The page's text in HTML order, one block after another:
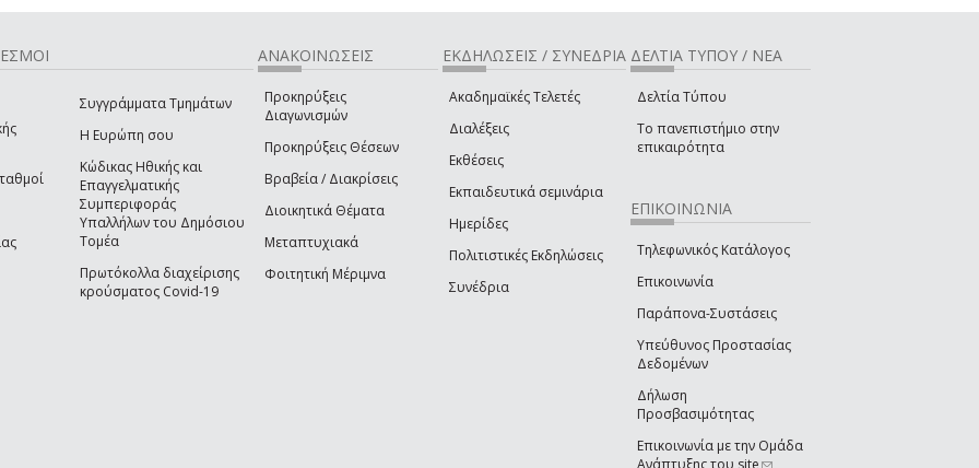
Συγγράμματα Τμημάτων
Η Ευρώπη σου
Κώδικας Ηθικής και
Επαγγελματικής
Συμπεριφοράς
Υπαλλήλων του Δημόσιου
Τομέα
Πρωτόκολλα διαχείρισης
κρούσματος Covid-19
ΑΝΑΚΟΙΝΩΣΕΙΣ
Προκηρύξεις
Διαγωνισμών
Προκηρύξεις Θέσεων
Βραβεία / Διακρίσεις
Διοικητικά Θέματα
Μεταπτυχιακά
Φοιτητική Μέριμνα
ΕΚΔΗΛΩΣΕΙΣ / ΣΥΝΕΔΡΙΑ
Ακαδημαϊκές Τελετές
Διαλέξεις
Εκθέσεις
Εκπαιδευτικά σεμινάρια
Ημερίδες
Πολιτιστικές Εκδηλώσεις
Συνέδρια
ΔΕΛΤΙΑ ΤΥΠΟΥ / ΝΕΑ
Δελτία Τύπου
Το πανεπιστήμιο στην
επικαιρότητα
ΕΠΙΚΟΙΝΩΝΙΑ
Τηλεφωνικός Κατάλογος
Επικοινωνία
Παράπονα-Συστάσεις
Υπεύθυνος Προστασίας
Δεδομένων
Δήλωση
Προσβασιμότητας
Επικοινωνία με την Ομάδα
Ανάπτυξης του site(link sends e-mail)